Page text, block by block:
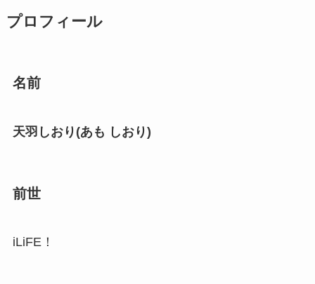
プロフィール
名前
天羽しおり(あも しおり)
前世
iLiFE！